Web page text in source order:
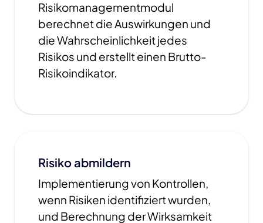
Risikomanagementmodul
berechnet die Auswirkungen und
die Wahrscheinlichkeit jedes
Risikos und erstellt einen Brutto-
Risikoindikator.
Risiko abmildern
Implementierung von Kontrollen,
wenn Risiken identifiziert wurden,
und Berechnung der Wirksamkeit